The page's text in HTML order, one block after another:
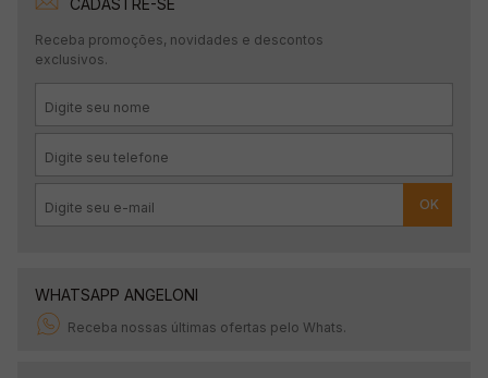
CADASTRE-SE
Receba promoções, novidades e descontos
exclusivos.
OK
WHATSAPP ANGELONI
Receba nossas últimas ofertas pelo Whats.